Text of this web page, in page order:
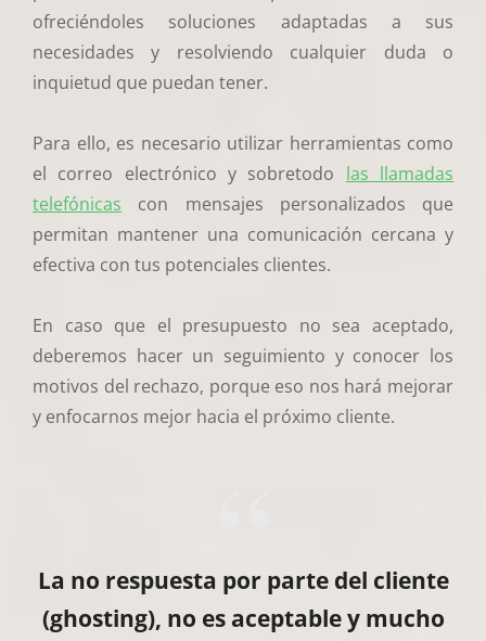
ofreciéndoles soluciones adaptadas a sus
necesidades y resolviendo cualquier duda o
inquietud que puedan tener.
Para ello, es necesario utilizar herramientas como
el correo electrónico y sobretodo las llamadas
telefónicas con mensajes personalizados que
permitan mantener una comunicación cercana y
efectiva con tus potenciales clientes.
En caso que el presupuesto no sea aceptado,
deberemos hacer un seguimiento y conocer los
motivos del rechazo, porque eso nos hará mejorar
y enfocarnos mejor hacia el próximo cliente.
La no respuesta por parte del cliente
(ghosting), no es aceptable y mucho